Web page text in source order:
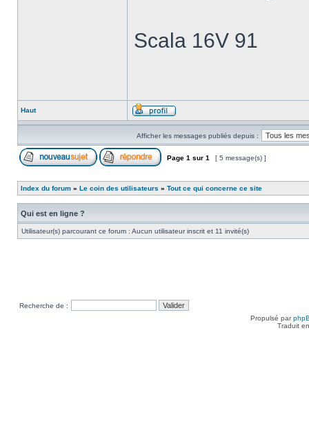
Scala 16V 91
Haut
Afficher les messages publiés depuis :
Page 1 sur 1 [ 5 message(s) ]
Index du forum » Le coin des utilisateurs » Tout ce qui concerne ce site
Qui est en ligne ?
Utilisateur(s) parcourant ce forum : Aucun utilisateur inscrit et 11 invité(s)
Recherche de :
Propulsé par
Traduit